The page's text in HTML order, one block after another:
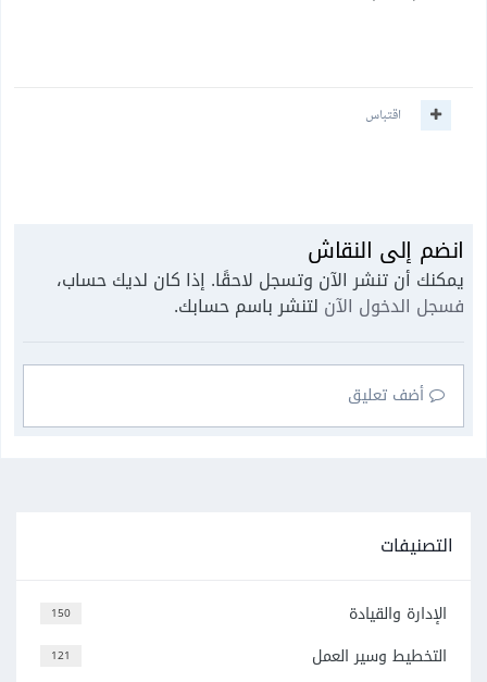
اقتباس
انضم إلى النقاش
يمكنك أن تنشر الآن وتسجل لاحقًا. إذا كان لديك حساب،
فسجل الدخول الآن لتنشر باسم حسابك.
أضف تعليق
التصنيفات
150 الإدارة والقيادة
121 التخطيط وسير العمل